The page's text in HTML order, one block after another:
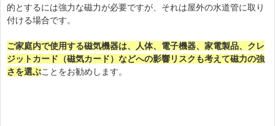
的とするには強力な磁力が必要ですが、それは屋外の水道管に取り
付ける場合です。
ご家庭内で使用する磁気機器は、人体、電子機器、家電製品、クレ
ジットカード（磁気カード）などへの影響リスクも考えて磁力の強
さを選ぶことをお勧めします。